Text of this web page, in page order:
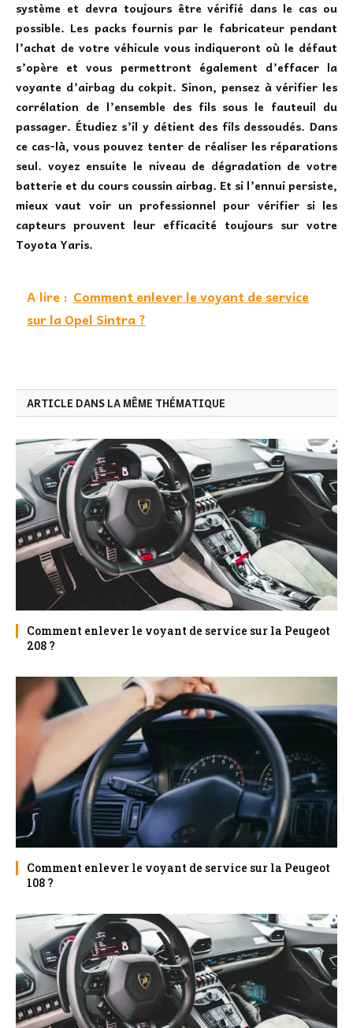
système et devra toujours être vérifié dans le cas ou
possible. Les packs fournis par le fabricateur pendant
l’achat de votre véhicule vous indiqueront où le défaut
s’opère et vous permettront également d’effacer la
voyante d’airbag du cokpit. Sinon, pensez à vérifier les
corrélation de l’ensemble des fils sous le fauteuil du
passager. Étudiez s’il y détient des fils dessoudés. Dans
ce cas-là, vous pouvez tenter de réaliser les réparations
seul. voyez ensuite le niveau de dégradation de votre
batterie et du cours coussin airbag. Et si l’ennui persiste,
mieux vaut voir un professionnel pour vérifier si les
capteurs prouvent leur efficacité toujours sur votre
Toyota Yaris.
A lire : Comment enlever le voyant de service
sur la Opel Sintra ?
ARTICLE DANS LA MÊME THÉMATIQUE
Comment enlever le voyant de service sur la Peugeot
208 ?
Comment enlever le voyant de service sur la Peugeot
108 ?